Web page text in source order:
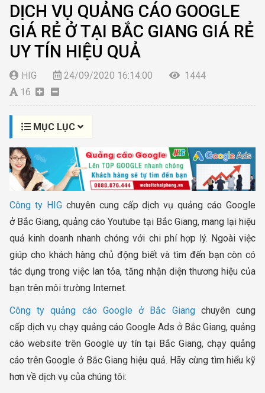
DỊCH VỤ QUẢNG CÁO GOOGLE
GIÁ RẺ Ở TẠI BẮC GIANG GIÁ RẺ
UY TÍN HIỆU QUẢ
HIG 24/09/2020 16:14:00
1444
16
MỤC LỤC
Công ty HIGchuyên cung cấp dịch vụ quảng cáo Google
ở Bắc Giang, quảng cáo Youtube tại Bắc Giang, mang lại hiệu
quả kinh doanh nhanh chóng với chi phí hợp lý. Ngoài việc
giúp cho khách hàng chủ động biết và tìm đến bạn còn có
tác dụng trong việc lan tỏa, tăng nhận diện thương hiệu của
bạn trên môi trường Internet.
Công ty quảng cáo Google ở Bắc Giangchuyên cung
cấp dịch vụ chạy quảng cáo Google Ads ở Bắc Giang, quảng
cáo website trên Google uy tín tại Bắc Giang, chạy quảng
cáo trên Google ở Bắc Giang hiệu quả. Hãy cùng tìm hiểu kỹ
hơn về dịch vụ của chúng tôi: